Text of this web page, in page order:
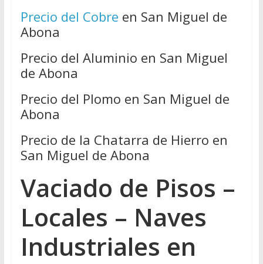
Precio del Cobre en San Miguel de
Abona
Precio del Aluminio en San Miguel
de Abona
Precio del Plomo en San Miguel de
Abona
Precio de la Chatarra de Hierro en
San Miguel de Abona
Vaciado de Pisos –
Locales – Naves
Industriales en